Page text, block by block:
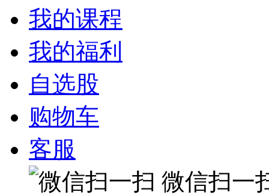
我的课程
我的福利
自选股
购物车
客服
微信扫一